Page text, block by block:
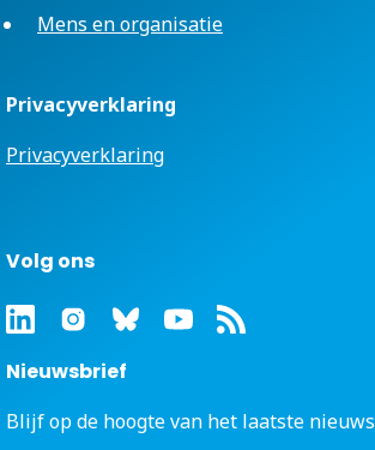
Mens en organisatie
Privacyverklaring
Privacyverklaring
Volg ons
Nieuwsbrief
Blijf op de hoogte van het laatste nieuws